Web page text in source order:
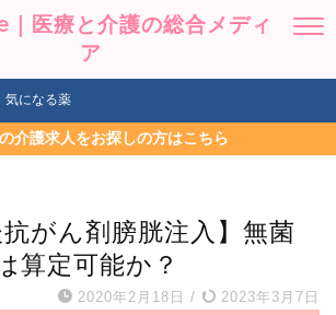
｜医療と介護の総合メディ
ア
気になる薬
介護求人をお探しの方はこちら
抗がん剤膀胱注入】無菌
算定可能か？
2020年2月18日 / 2023年3月7日